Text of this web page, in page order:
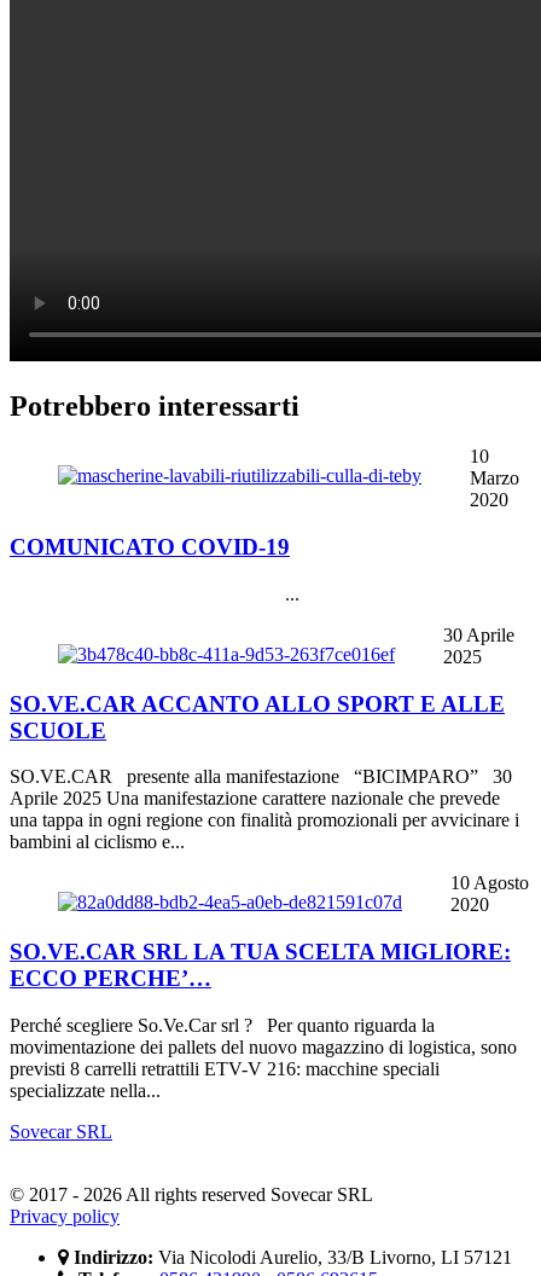
Potrebbero interessarti
10
Marzo
2020
COMUNICATO COVID-19
...
30 Aprile
2025
SO.VE.CAR ACCANTO ALLO SPORT E ALLE
SCUOLE
SO.VE.CAR presente alla manifestazione “BICIMPARO” 30
Aprile 2025 Una manifestazione carattere nazionale che prevede
una tappa in ogni regione con finalità promozionali per avvicinare i
bambini al ciclismo e...
10 Agosto
2020
SO.VE.CAR SRL LA TUA SCELTA MIGLIORE:
ECCO PERCHE’…
Perché scegliere So.Ve.Car srl ? Per quanto riguarda la
movimentazione dei pallets del nuovo magazzino di logistica, sono
previsti 8 carrelli retrattili ETV-V 216: macchine speciali
specializzate nella...
Sovecar SRL
© 2017 - 2026 All rights reserved Sovecar SRL
Privacy policy
Indirizzo: Via Nicolodi Aurelio, 33/B Livorno, LI 57121